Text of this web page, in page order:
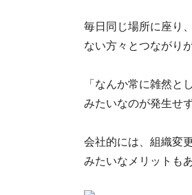
毎日同じ場所に座り
ない方々とつながり
「なんか常に雑然と
みたいなのが発生せ
会社的には、組織変
みたいなメリットも